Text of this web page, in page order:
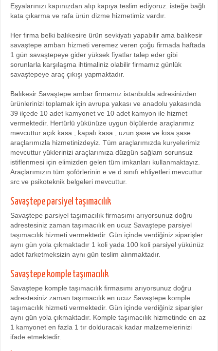
Eşyalarınızı kapınızdan alıp kapıya teslim ediyoruz. isteğe bağlı
kata çıkarma ve rafa ürün dizme hizmetimiz vardır.
Her firma belki balıkesire ürün sevkiyatı yapabilir ama balıkesir
savaştepe ambarı hizmeti veremez veren çoğu firmada haftada
1 gün savaştepeye gider yüksek fiyatlar talep eder gibi
sorunlarla karşılaşma ihtimaliniz olabilir firmamız günlük
savaştepeye araç çıkışı yapmaktadır.
Balıkesir Savaştepe ambar firmamız istanbulda adresinizden
ürünlerinizi toplamak için avrupa yakası ve anadolu yakasında
39 ilçede 10 adet kamyonet ve 10 adet kamyon ile hizmet
vermektedir. Hertürlü yükünüze uygun ölçülerde araçlarımız
mevcuttur açık kasa , kapalı kasa , uzun şase ve kısa şase
araçlarımızla hizmetinizdeyiz. Tüm araçlarımızda kuryelerimiz
mevcuttur yüklerinizi araçlarımıza düzgün sağlam sorunsuz
istiflenmesi için elimizden gelen tüm imkanları kullanmaktayız.
Araçlarımızın tüm şoförlerinin e ve d sınıfı ehliyetleri mevcuttur
src ve psikoteknik belgeleri mevcuttur.
Savaştepe parsiyel taşımacılık
Savaştepe parsiyel taşımacılık firmasımı arıyorsunuz doğru
adrestesiniz zaman taşımacılık en ucuz Savaştepe parsiyel
taşımacılık hizmeti vermektedir. Gün içinde verdiğiniz siparişler
aynı gün yola çıkmaktadır 1 koli yada 100 koli parsiyel yükünüz
adet farketmeksizin aynı gün teslim alınmaktadır.
Savaştepe komple taşımacılık
Savaştepe komple taşımacılık firmasımı arıyorsunuz doğru
adrestesiniz zaman taşımacılık en ucuz Savaştepe komple
taşımacılık hizmeti vermektedir. Gün içinde verdiğiniz siparişler
aynı gün yola çıkmaktadır. Komple taşımacılık hizmetinde en az
1 kamyonet en fazla 1 tır dolduracak kadar malzemelerinizi
ifade etmektedir.